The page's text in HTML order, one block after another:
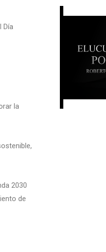
Día
la
2030
de